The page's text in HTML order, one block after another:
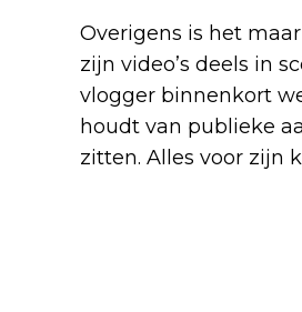
Overigens is het
zijn video’s deels in
vlogger binnenkort
houdt van publieke
zitten. Alles voor zijn